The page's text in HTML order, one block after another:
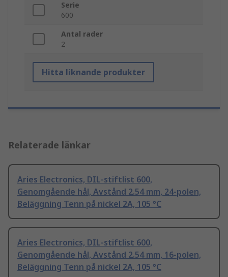
Serie
600
Antal rader
2
Hitta liknande produkter
Relaterade länkar
Aries Electronics, DIL-stiftlist 600,
Genomgående hål, Avstånd 2.54 mm, 24-polen,
Beläggning Tenn på nickel 2A, 105 °C
Aries Electronics, DIL-stiftlist 600,
Genomgående hål, Avstånd 2.54 mm, 16-polen,
Beläggning Tenn på nickel 2A, 105 °C